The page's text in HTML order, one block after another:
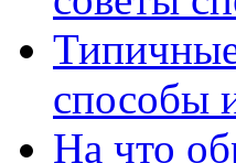
способы
На что